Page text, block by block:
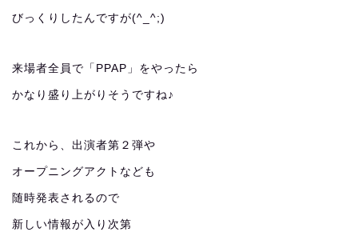
びっくりしたんですが(^_^;)
来場者全員で「PPAP」をやったら
かなり盛り上がりそうですね♪
これから、出演者第２弾や
オープニングアクトなども
随時発表されるので
新しい情報が入り次第